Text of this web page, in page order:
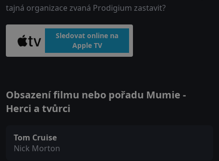
tajná organizace zvaná Prodigium zastavit?
Sledovat online na
Apple TV
Obsazení filmu nebo pořadu Mumie -
Herci a tvůrci
Tom Cruise
Nick Morton